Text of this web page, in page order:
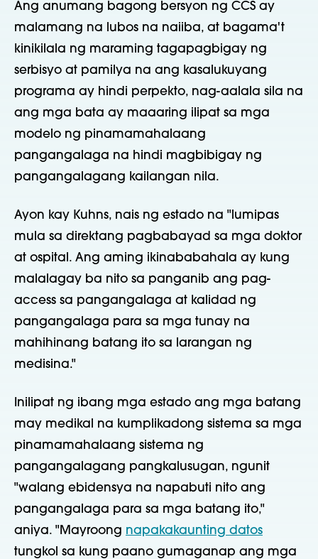
Ang anumang bagong bersyon ng CCS ay
malamang na lubos na naiiba, at bagama't
kinikilala ng maraming tagapagbigay ng
serbisyo at pamilya na ang kasalukuyang
programa ay hindi perpekto, nag-aalala sila na
ang mga bata ay maaaring ilipat sa mga
modelo ng pinamamahalaang
pangangalaga na hindi magbibigay ng
pangangalagang kailangan nila.
Ayon kay Kuhns, nais ng estado na "lumipas
mula sa direktang pagbabayad sa mga doktor
at ospital. Ang aming ikinababahala ay kung
malalagay ba nito sa panganib ang pag-
access sa pangangalaga at kalidad ng
pangangalaga para sa mga tunay na
mahihinang batang ito sa larangan ng
medisina."
Inilipat ng ibang mga estado ang mga batang
may medikal na kumplikadong sistema sa mga
pinamamahalaang sistema ng
pangangalagang pangkalusugan, ngunit
"walang ebidensya na napabuti nito ang
pangangalaga para sa mga batang ito,"
aniya. "Mayroong napakakaunting datos
tungkol sa kung paano gumaganap ang mga